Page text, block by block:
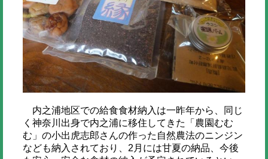
内之浦地区での給食食材納入は一昨年から、同じ
く神奈川出身で内之浦に移住してきた「農園むむ
む」の小出虎志郎さんの作った自然農法のニンジン
なども納入されており、2月には甘夏の納品、今後